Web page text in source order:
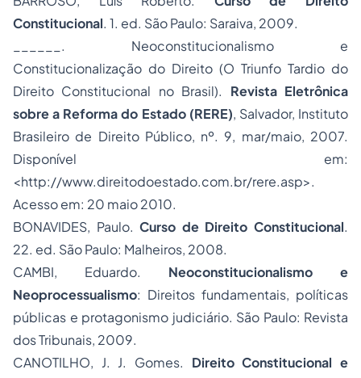
Constitucional. 1. ed. São Paulo: Saraiva, 2009.
______. Neoconstitucionalismo e
Constitucionalização do Direito (O Triunfo Tardio do
Direito Constitucional no Brasil). Revista Eletrônica
sobre a Reforma do Estado (RERE), Salvador, Instituto
Brasileiro de Direito Público, nº. 9, mar/maio, 2007.
Disponível em:
<http://www.direitodoestado.com.br/rere.asp>.
Acesso em: 20 maio 2010.
BONAVIDES, Paulo.Curso de Direito Constitucional.
22. ed. São Paulo: Malheiros, 2008.
CAMBI, Eduardo. Neoconstitucionalismo e
Neoprocessualismo: Direitos fundamentais, políticas
públicas e protagonismo judiciário. São Paulo: Revista
dos Tribunais, 2009.
CANOTILHO, J. J. Gomes. Direito Constitucional e